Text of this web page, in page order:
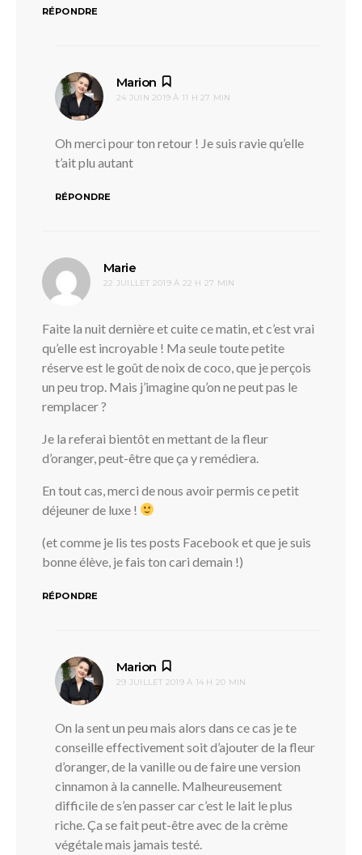
RÉPONDRE
Marion
24 JUIN 2019 À 11 H 27 MIN
Oh merci pour ton retour ! Je suis ravie qu’elle
t’ait plu autant
RÉPONDRE
Marie
22 JUILLET 2019 À 22 H 27 MIN
Faite la nuit dernière et cuite ce matin, et c’est vrai
qu’elle est incroyable ! Ma seule toute petite
réserve est le goût de noix de coco, que je perçois
un peu trop. Mais j’imagine qu’on ne peut pas le
remplacer ?
Je la referai bientôt en mettant de la fleur
d’oranger, peut-être que ça y remédiera.
En tout cas, merci de nous avoir permis ce petit
déjeuner de luxe !
(et comme je lis tes posts Facebook et que je suis
bonne élève, je fais ton cari demain !)
RÉPONDRE
Marion
29 JUILLET 2019 À 14 H 20 MIN
On la sent un peu mais alors dans ce cas je te
conseille effectivement soit d’ajouter de la fleur
d’oranger, de la vanille ou de faire une version
cinnamon à la cannelle. Malheureusement
difficile de s’en passer car c’est le lait le plus
riche. Ça se fait peut-être avec de la crème
végétale mais jamais testé.